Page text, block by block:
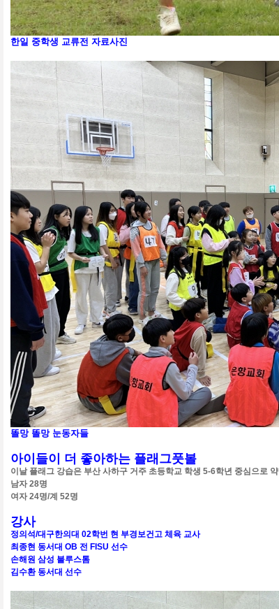
한일 중학생 교류전 자료사진
똘망 똘망 눈동자들
아이들이 더 좋아하는 플래그풋볼
이날 플래그 강습은 부산 사하구 거주 초등학교 학생 5-6학년 중심으로
남자 28명
여자 24명/계 52명
강사
정의석/대구한의대 02학번 현 부경보건고 체육 교사
최종현 동서대 OB 전 FISU 선수
손해원 삼성 불루스톰
김수환 동서대 선수